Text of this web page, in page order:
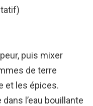
puis mixer
de terre
et les épices.
l’eau bouillante